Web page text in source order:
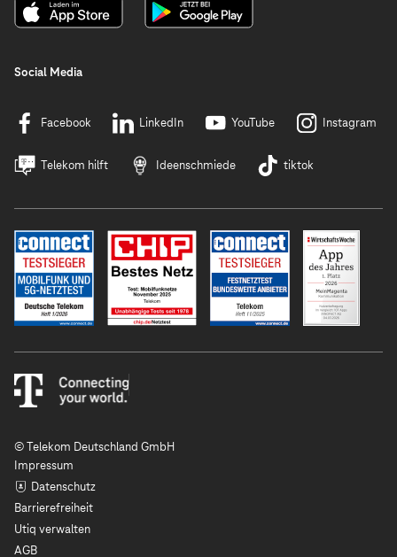
Social Media
Facebook LinkedIn YouTube Instagram
Telekom hilft Ideenschmiede tiktok
© Telekom Deutschland GmbH
Impressum
Datenschutz
Barrierefreiheit
Utiq verwalten
AGB